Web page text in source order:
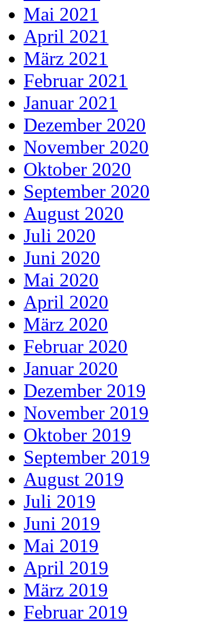
Mai 2021
April 2021
März 2021
Februar 2021
Januar 2021
Dezember 2020
November 2020
Oktober 2020
September 2020
August 2020
Juli 2020
Juni 2020
Mai 2020
April 2020
März 2020
Februar 2020
Januar 2020
Dezember 2019
November 2019
Oktober 2019
September 2019
August 2019
Juli 2019
Juni 2019
Mai 2019
April 2019
März 2019
Februar 2019